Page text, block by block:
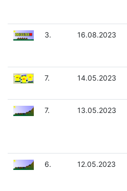
3. 16.08.2023
7. 14.05.2023
7. 13.05.2023
6. 12.05.2023